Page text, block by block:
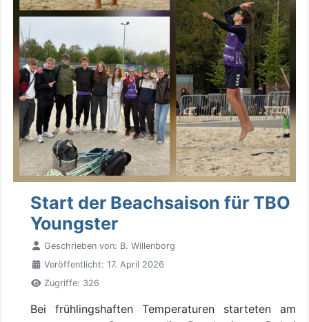
Start der Beachsaison für TBO
Youngster
Geschrieben von: B. Willenborg
Veröffentlicht: 17. April 2026
Zugriffe: 326
Bei frühlingshaften Temperaturen starteten am